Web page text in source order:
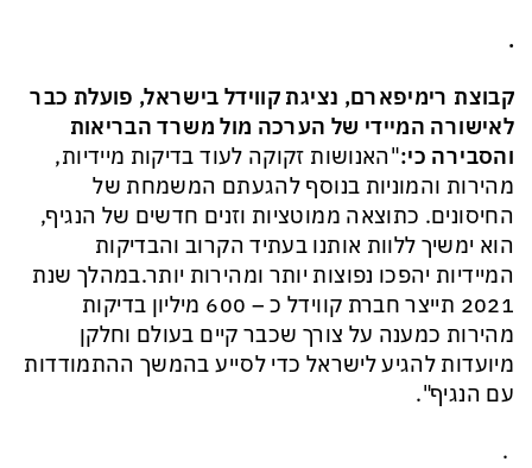
.
קבוצת רימיפארם, נציגת קווידל בישראל, פועלת כבר
לאישורה המיידי של הערכה מול משרד הבריאות
והסבירה כי:"האנושות זקוקה לעוד בדיקות מיידיות,
מהירות והמוניות בנוסף להגעתם המשמחת של
החיסונים. כתוצאה ממוטציות וזנים חדשים של הנגיף,
הוא ימשיך ללוות אותנו בעתיד הקרוב והבדיקות
המיידיות יהפכו נפוצות יותר ומהירות יותר.במהלך שנת
2021 תייצר חברת קווידל כ – 600 מיליון בדיקות
מהירות כמענה על צורך שכבר קיים בעולם וחלקן
מיועדות להגיע לישראל כדי לסייע בהמשך ההתמודדות
עם הנגיף".
.